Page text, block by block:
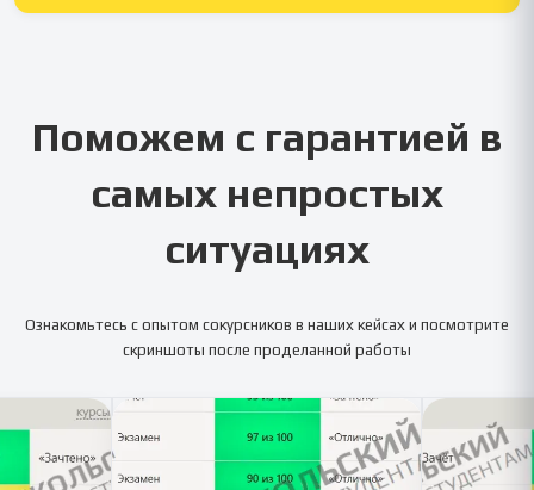
Поможем с гарантией в
самых непростых
ситуациях
Ознакомьтесь с опытом сокурсников в наших кейсах и посмотрите
скриншоты после проделанной работы